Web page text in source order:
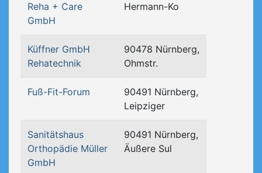
Reha + Care
GmbH
Hermann-Ko
Küffner GmbH
Rehatechnik
90478 Nürnberg,
Ohmstr.
Fuß-Fit-Forum
90491 Nürnberg,
Leipziger
Sanitätshaus
Orthopädie Müller
GmbH
90491 Nürnberg,
Äußere Sul